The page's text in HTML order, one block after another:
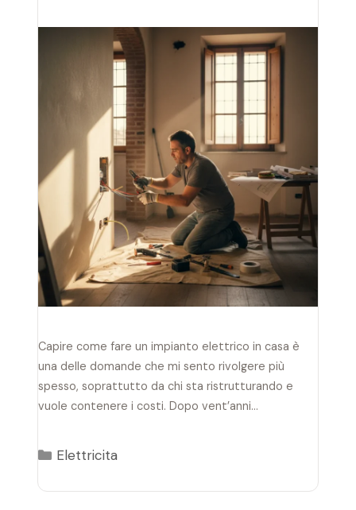
Capire come fare un impianto elettrico in casa è
una delle domande che mi sento rivolgere più
spesso, soprattutto da chi sta ristrutturando e
vuole contenere i costi. Dopo vent’anni…
Categorie
Elettricita